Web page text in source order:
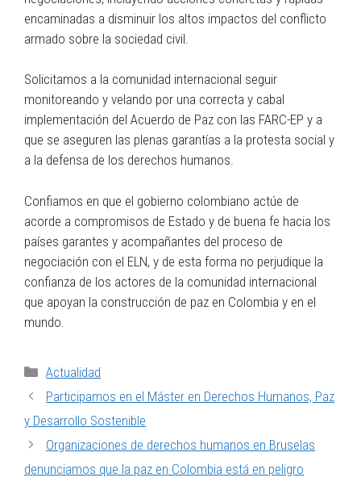
encaminadas a disminuir los altos impactos del conflicto
armado sobre la sociedad civil.
Solicitamos a la comunidad internacional seguir
monitoreando y velando por una correcta y cabal
implementación del Acuerdo de Paz con las FARC-EP y a
que se aseguren las plenas garantías a la protesta social y
a la defensa de los derechos humanos.
Confiamos en que el gobierno colombiano actúe de
acorde a compromisos de Estado y de buena fe hacia los
países garantes y acompañantes del proceso de
negociación con el ELN, y de esta forma no perjudique la
confianza de los actores de la comunidad internacional
que apoyan la construcción de paz en Colombia y en el
mundo.
Actualidad
Participamos en el Máster en Derechos Humanos, Paz
y Desarrollo Sostenible
Organizaciones de derechos humanos en Bruselas
denunciamos que la paz en Colombia está en peligro